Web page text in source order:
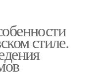
стиле.